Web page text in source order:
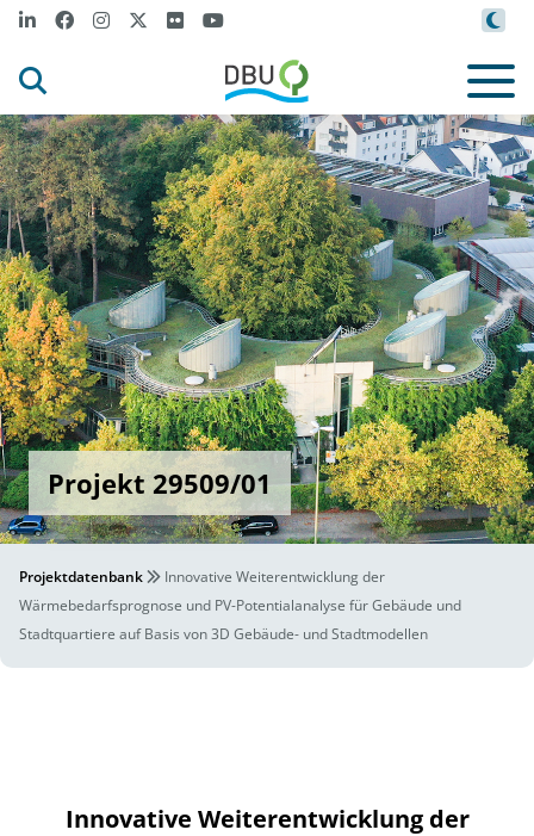
Projekt 29509/01
Projektdatenbank
Innovative Weiterentwicklung der
Wärmebedarfsprognose und PV-Potentialanalyse für Gebäude und
Stadtquartiere auf Basis von 3D Gebäude- und Stadtmodellen
Innovative Weiterentwicklung der